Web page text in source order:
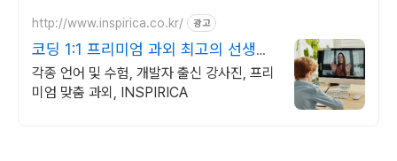
http://www.inspirica.co.kr/ 광고
코딩 1:1 프리미엄 과외 최고의 선생님
들과 함께
각종 언어 및 수험, 개발자 출신 강사진, 프리
미엄 맞춤 과외, INSPIRICA